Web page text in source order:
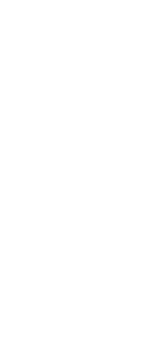
los für unsere täglichen
der kleinen und
auf unseren
Abu Nuhas oder an der
erscheinen täglich!
täglichen Tauchausfahrten!